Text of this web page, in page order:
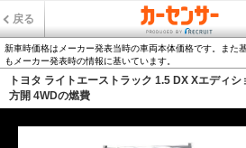
戻る
新車時価格はメーカー発表当時の車両本体価格です。また
もメーカー発表時の情報に基いています。
トヨタ ライトエーストラック 1.5 DX Xエディ
方開 4WDの燃費